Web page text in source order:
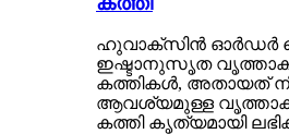
ഹുവാക്സിൻ ഓർഡർ
ഇഷ്ടാനുസൃത
കത്തികൾ, അതായത്
ആവശ്യമുള്ള
കത്തി കൃത്യമായി